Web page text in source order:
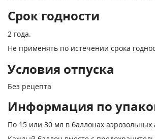
Срок годности
2 года.
Не применять по истечении срока
Условия отпуска
Без рецепта
Информация по
По 15 или 30 мл в баллонах